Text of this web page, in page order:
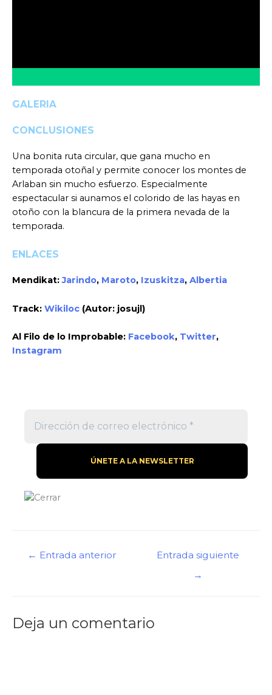
GALERIA
CONCLUSIONES
Una bonita ruta circular, que gana mucho en
temporada otoñal y permite conocer los montes de
Arlaban sin mucho esfuerzo. Especialmente
espectacular si aunamos el colorido de las hayas en
otoño con la blancura de la primera nevada de la
temporada.
ENLACES
Mendikat:Jarindo, Maroto, Izuskitza, Albertia
Track: Wikiloc (Autor: josujl)
Al Filo de lo Improbable: Facebook, Twitter,
Instagram
Navegación
← Entrada anterior
Entrada siguiente
→
Deja un comentario